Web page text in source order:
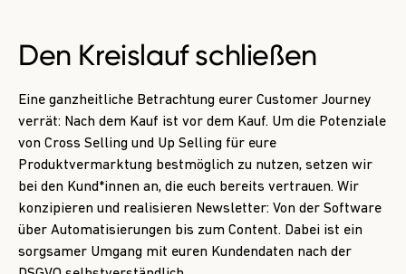
Den Kreislauf schließen
Eine ganzheitliche Betrachtung eurer Customer Journey
verrät: Nach dem Kauf ist vor dem Kauf. Um die Potenziale
von Cross Selling und Up Selling für eure
Produktvermarktung bestmöglich zu nutzen, setzen wir
bei den Kund*innen an, die euch bereits vertrauen. Wir
konzipieren und realisieren Newsletter: Von der Software
über Automatisierungen bis zum Content. Dabei ist ein
sorgsamer Umgang mit euren Kundendaten nach der